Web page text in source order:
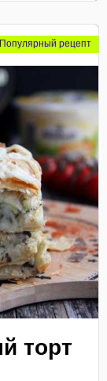
Популярный рецепт
торт